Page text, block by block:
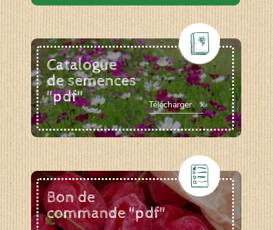
Catalogue
de semences
"pdf"
Télécharger
Bon de
commande "pdf"